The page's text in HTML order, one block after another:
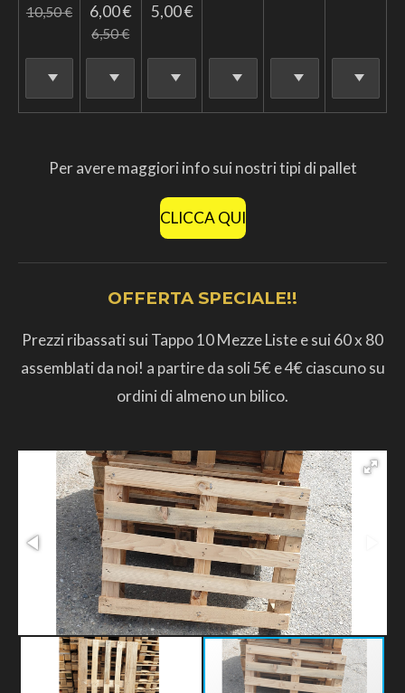
10,50 € 6,00 €
6,50 €
5,00 €
Per avere maggiori info sui nostri tipi di pallet
CLICCA QUI
OFFERTA SPECIALE!!
Prezzi ribassati sui Tappo 10 Mezze Liste e sui 60 x 80
assemblati da noi! a partire da soli 5€ e 4€ ciascuno su
ordini di almeno un bilico.